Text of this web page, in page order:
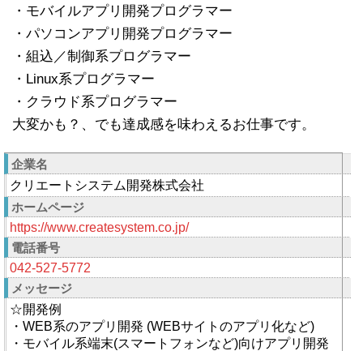
・モバイルアプリ開発プログラマー
・パソコンアプリ開発プログラマー
・組込／制御系プログラマー
・Linux系プログラマー
・クラウド系プログラマー
大変かも？、でも達成感を味わえるお仕事です。
企業名
クリエートシステム開発株式会社
ホームページ
https://www.createsystem.co.jp/
電話番号
042-527-5772
メッセージ
☆開発例
・WEB系のアプリ開発 (WEBサイトのアプリ化など)
・モバイル系端末(スマートフォンなど)向けアプリ開発